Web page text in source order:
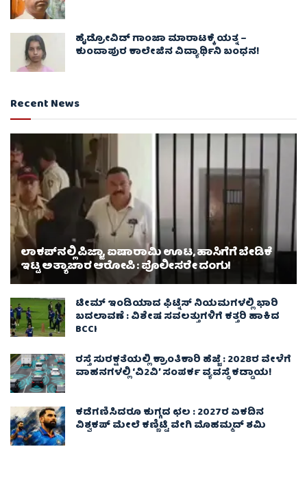
ಹೈಡ್ರೋವಿಡ್ ಗಾಂಜಾ ಮಾರಾಟಕ್ಕೆ ಯತ್ನ –
ಕುಂದಾಪುರ ಕಾಲೇಜಿನ ವಿದ್ಯಾರ್ಥಿನಿ ಬಂಧನ!
Recent News
ಲಾಕಪ್‌ನಲ್ಲಿ ಪಿಜ್ಜಾ, ಐಷಾರಾಮಿ ಊಟ, ಹಾಸಿಗೆಗೆ ಬೇಡಿಕೆ
ಇಟ್ಟ ಅತ್ಯಾಚಾರ ಆರೋಪಿ : ಪೊಲೀಸರೇ ದಂಗು!
ಟೀಮ್ ಇಂಡಿಯಾದ ಫಿಟ್ನೆಸ್ ನಿಯಮಗಳಲ್ಲಿ ಭಾರಿ
ಬದಲಾವಣೆ : ವಿಶೇಷ ಸವಲತ್ತುಗಳಿಗೆ ಕತ್ತರಿ ಹಾಕಿದ
BCCI
ರಸ್ತೆ ಸುರಕ್ಷತೆಯಲ್ಲಿ ಕ್ರಾಂತಿಕಾರಿ ಹೆಜ್ಜೆ : 2028ರ ವೇಳೆಗೆ
ವಾಹನಗಳಲ್ಲಿ ‘ವಿ2ವಿ’ ಸಂಪರ್ಕ ವ್ಯವಸ್ಥೆ ಕಡ್ಡಾಯ!
ಕಡೆಗಣಿಸಿದರೂ ಕುಗ್ಗದ ಛಲ : 2027ರ ಏಕದಿನ
ವಿಶ್ವಕಪ್‌ ಮೇಲೆ ಕಣ್ಣಿಟ್ಟಿ ವೇಗಿ ಮೊಹಮ್ಮದ್ ಶಮಿ